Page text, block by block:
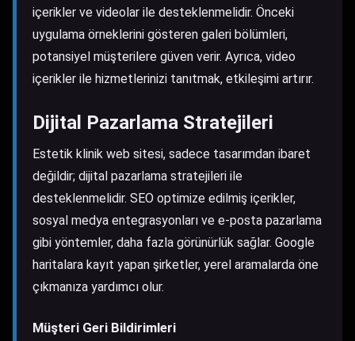
içerikler ve videolar ile desteklenmelidir. Önceki
uygulama örneklerini gösteren galeri bölümleri,
potansiyel müşterilere güven verir. Ayrıca, video
içerikler ile hizmetlerinizi tanıtmak, etkileşimi artırır.
Dijital Pazarlama Stratejileri
Estetik klinik web sitesi, sadece tasarımdan ibaret
değildir; dijital pazarlama stratejileri ile
desteklenmelidir. SEO optimize edilmiş içerikler,
sosyal medya entegrasyonları ve e-posta pazarlama
gibi yöntemler, daha fazla görünürlük sağlar. Google
haritalara kayıt yapan şirketler, yerel aramalarda öne
çıkmanıza yardımcı olur.
Müşteri Geri Bildirimleri